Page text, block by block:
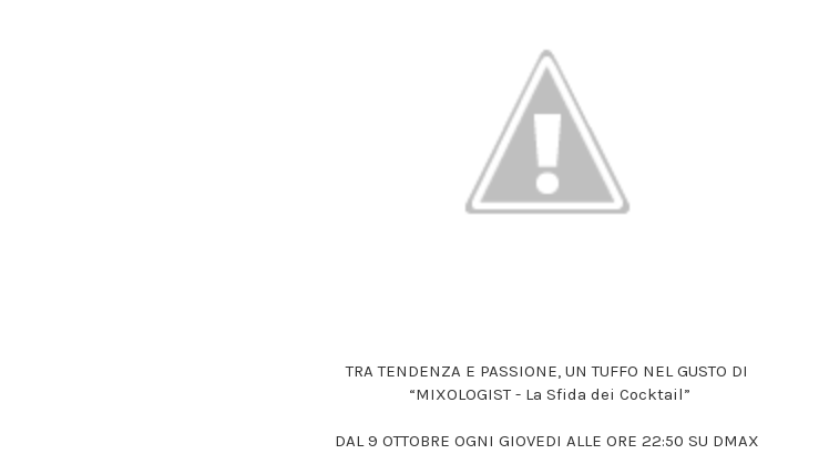
TRA TENDENZA E PASSIONE, UN TUFFO NEL GUSTO DI
“MIXOLOGIST - La Sfida dei Cocktail”
DAL 9 OTTOBRE OGNI GIOVEDI ALLE ORE 22:50 SU DMAX